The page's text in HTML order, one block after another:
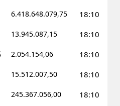
6.418.648.079,75 18:10
13.945.087,15 18:10
2.054.154,06 18:10
15.512.007,50 18:10
245.367.056,00 18:10